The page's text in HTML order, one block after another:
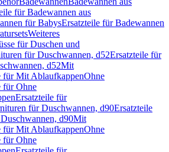
für Badewannen aus
für BabysErsatzteile für Badewannen
Weiteres
für Duschen und
für Duschwannen, d52Ersatzteile für
d52Mit
für Mit AblaufkappenOhne
für Ohne
Ersatzteile für
für Duschwannen, d90Ersatzteile
d90Mit
für Mit AblaufkappenOhne
für Ohne